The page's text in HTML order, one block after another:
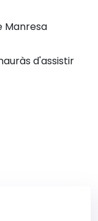
Manresa
d'assistir